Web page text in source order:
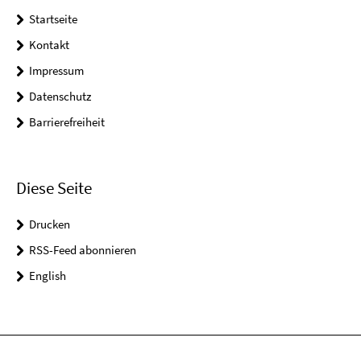
Startseite
Kontakt
Impressum
Datenschutz
Barrierefreiheit
Diese Seite
Drucken
RSS-Feed abonnieren
English